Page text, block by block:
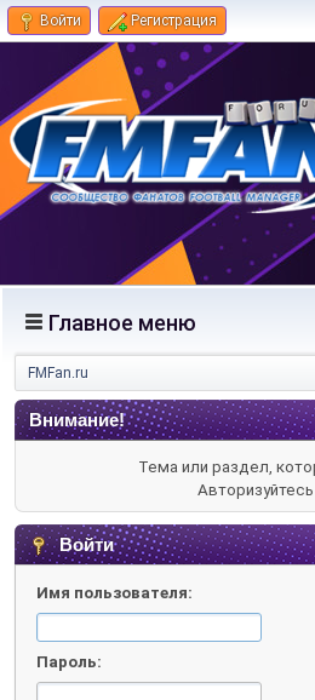
Войти Регистрация
Главное меню
FMFan.ru
Внимание!
Тема или раздел,
Войти
Имя пользователя:
Пароль: